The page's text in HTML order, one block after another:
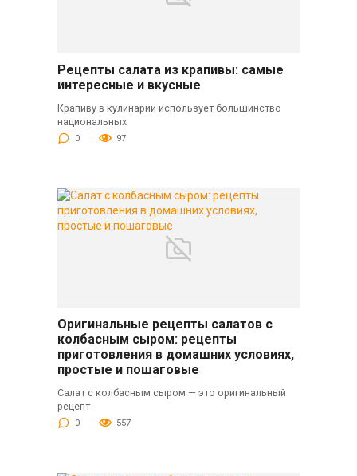
Рецепты салата из крапивы: самые
интересные и вкусные
Крапиву в кулинарии использует большинство
национальных
0 97
Оригинальные рецепты салатов с
колбасным сыром: рецепты
приготовления в домашних условиях,
простые и пошаговые
Салат с колбасным сыром — это оригинальный
рецепт
0 557